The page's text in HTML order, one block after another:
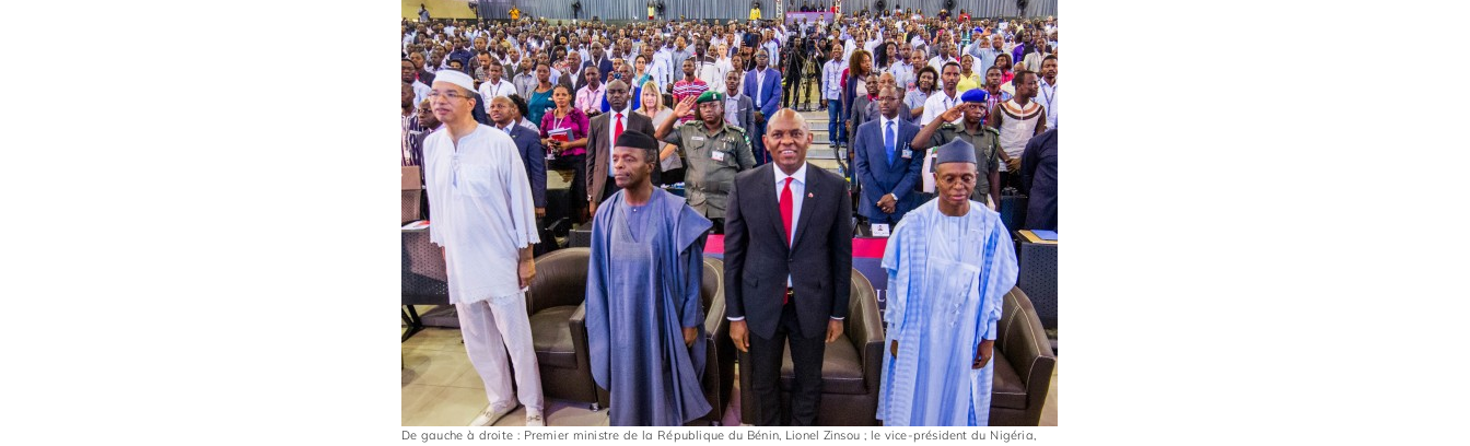
De gauche à droite : Premier ministre de la République du Bénin, Lionel Zinsou ; le vice-président du Nigéria,